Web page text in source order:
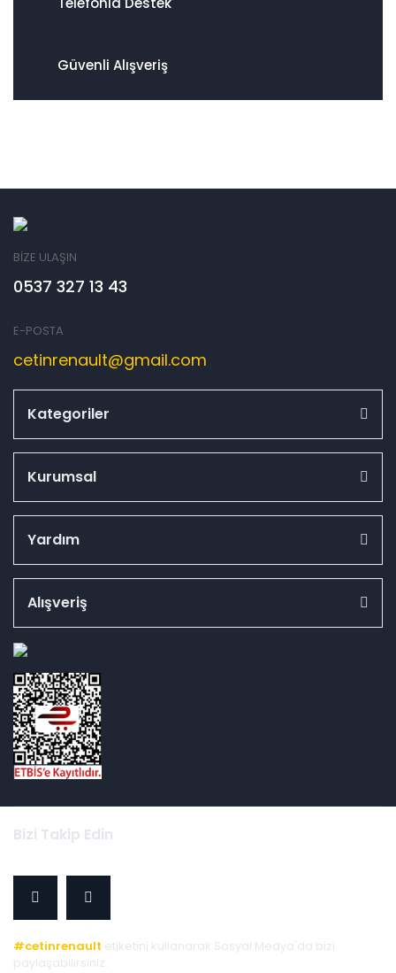
Güvenli Alışveriş
BİZE ULAŞIN
0537 327 13 43
E-POSTA
cetinrenault@gmail.com
Kategoriler
Kurumsal
Yardım
Alışveriş
Bizi Takip Edin
#cetinrenault etiketini kullanarak Sosyal Medya'da bizi
paylaşabilirsiniz.